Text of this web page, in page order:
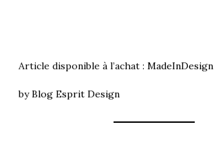
Article disponible à l’achat : MadeInDesign
byBlog Esprit Design